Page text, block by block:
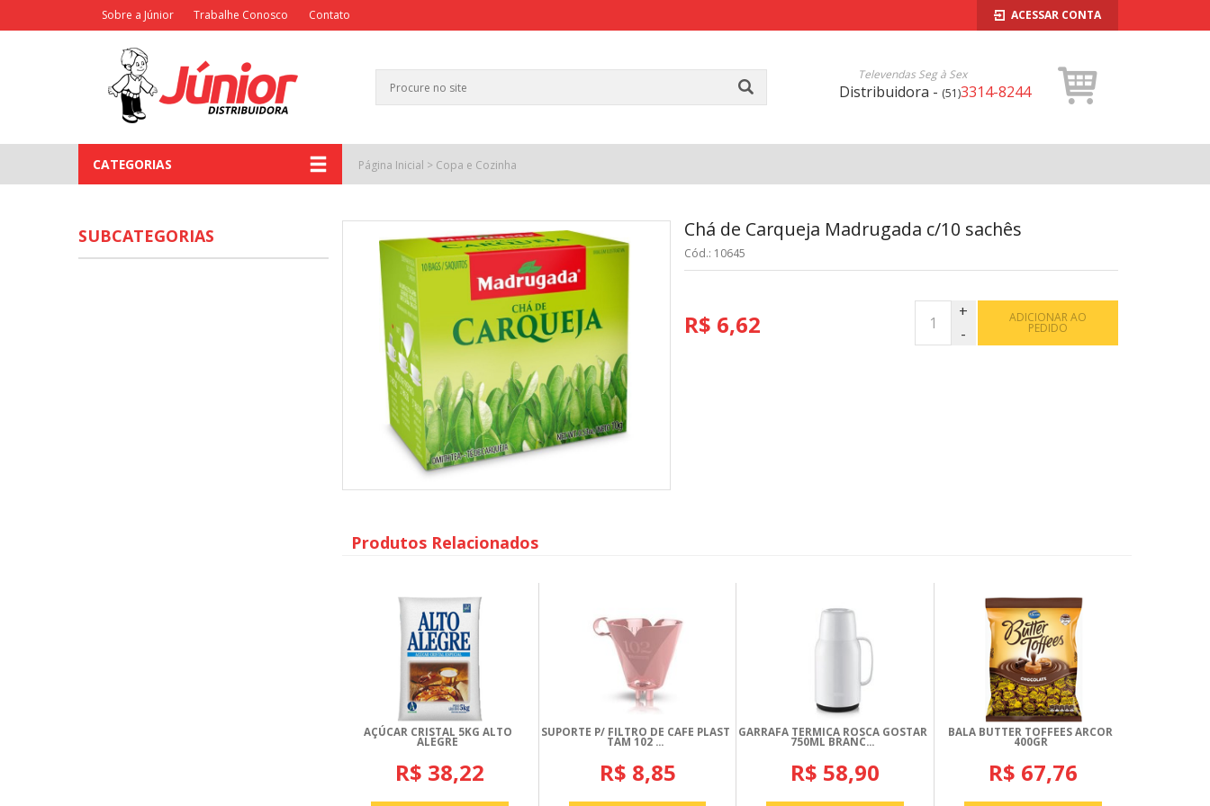
Sobre a Júnior Trabalhe Conosco Contato ACESSAR CONTA
Televendas Seg à Sex
Distribuidora - (51)3314-8244
CATEGORIAS Página Inicial > Copa e Cozinha
Chá de Carqueja Madrugada c/10 sachês
Cód.: 10645
R$ 6,62 ADICIONAR AO
PEDIDO
Produtos Relacionados
AÇÚCAR CRISTAL 5KG ALTO
ALEGRE
R$ 38,22
SUPORTE P/ FILTRO DE CAFE PLAST
TAM 102 ...
R$ 8,85
GARRAFA TERMICA ROSCA GOSTAR
750ML BRANC...
R$ 58,90
BALA BUTTER TOFFEES ARCOR
400GR
R$ 67,76
SUBCATEGORIAS